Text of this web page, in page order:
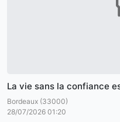
La vie sans la confiance
Bordeaux (33000)
28/07/2026 01:20